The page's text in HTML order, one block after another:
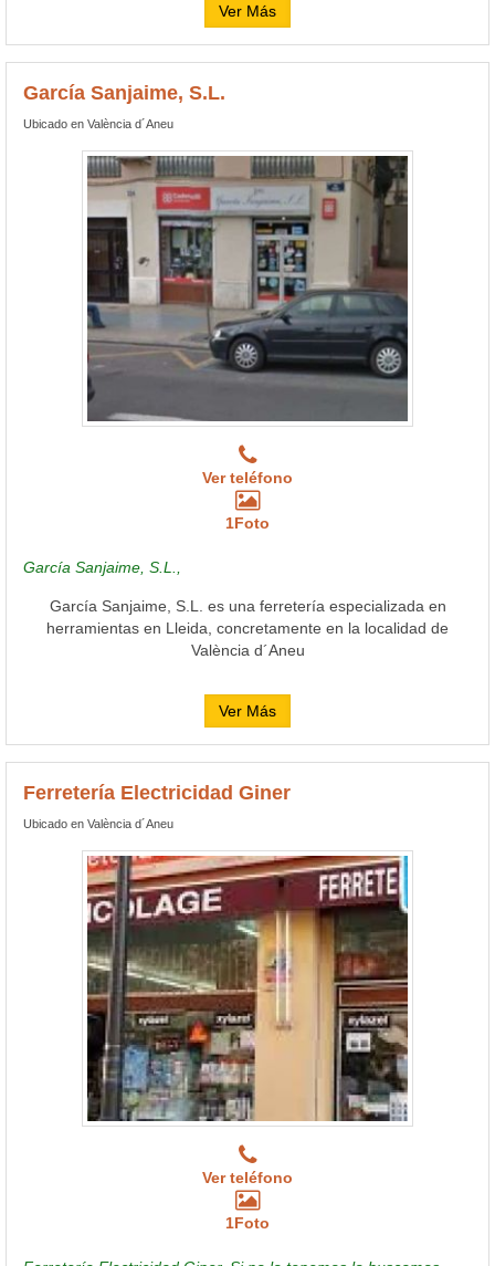
Ver Más
García Sanjaime, S.L.
Ubicado en València d´Aneu
Ver teléfono
1Foto
García Sanjaime, S.L.,
García Sanjaime, S.L. es una ferretería especializada en
herramientas en Lleida, concretamente en la localidad de
València d´Aneu
Ver Más
Ferretería Electricidad Giner
Ubicado en València d´Aneu
Ver teléfono
1Foto